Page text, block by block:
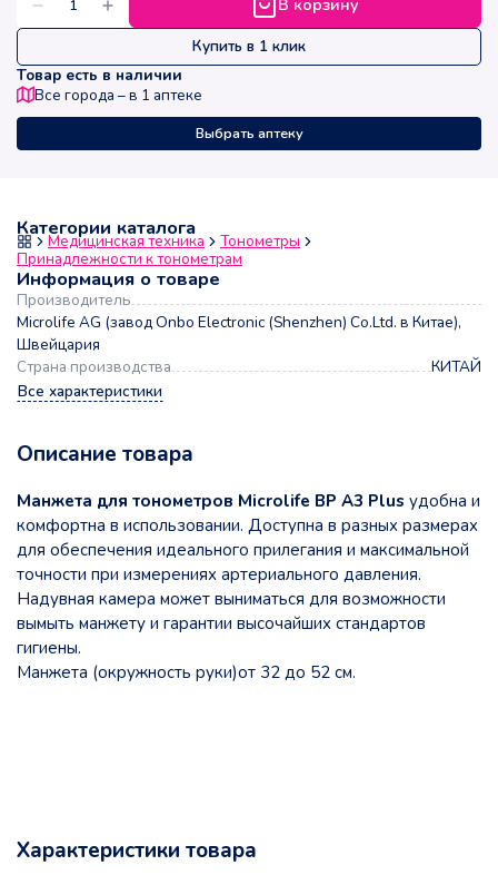
Категории каталога
Медицинская техника
Тонометры
Принадлежности к тонометрам
Информация о товаре
Производитель
Microlife AG (завод Onbo Electronic (Shenzhen) Co.Ltd. в Китае),
Швейцария
Страна производства
КИТАЙ
Все характеристики
Описание товара
Манжета для тонометров Microlife BP A3 Plus удобна и
комфортна в использовании. Доступна в разных размерах
для обеспечения идеального прилегания и максимальной
точности при измерениях артериального давления.
Надувная камера может выниматься для возможности
вымыть манжету и гарантии высочайших стандартов
гигиены.
Манжета (окружность руки)от 32 до 52 см.
Характеристики товара
В корзину
Купить в 1 клик
Товар есть в наличии
Все города – в 1 аптеке
Выбрать аптеку